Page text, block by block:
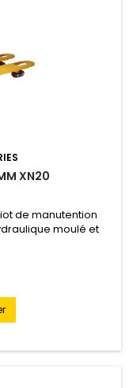
XN20
de manutention
moulé et
travail et facilité
dans des
de travail.